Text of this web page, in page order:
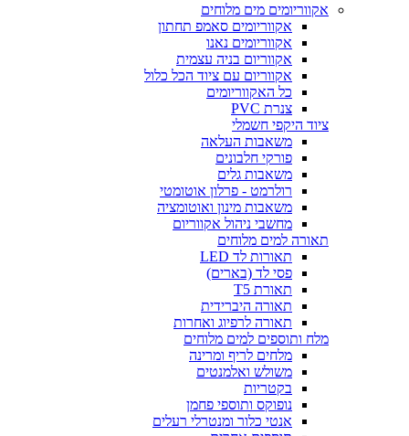
אקווריומים מים מלוחים
אקווריומים סאמפ תחתון
אקווריומים נאנו
אקווריום בניה עצמית
אקווריום עם ציוד הכל כלול
כל האקווריומים
צנרת PVC
ציוד היקפי חשמלי
משאבות העלאה
פורקי חלבונים
משאבות גלים
רולרמט - פרלון אוטומטי
משאבות מינון ואוטומציה
מחשבי ניהול אקווריום
תאורה למים מלוחים
תאורות לד LED
פסי לד (בארים)
תאורת T5
תאורה היברידית
תאורה לרפיוג ואחרות
מלח ותוספים למים מלוחים
מלחים לריף ומרינה
משולש ואלמנטים
בקטריות
נופוקס ותוספי פחמן
אנטי כלור ומנטרלי רעלים